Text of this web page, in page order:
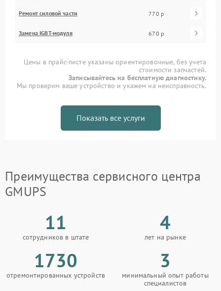
Ремонт силовой части 770 р
Замена IGBT-модуля 670 р
Цены в прайс-листе указаны ориентировочные, без учета
стоимости запчастей.
Записывайтесь на бесплатную диагностику.
Мы проверим ваше устройство и укажем на неисправность.
Показать все услуги
Преимущества сервисного центра
GMUPS
11
сотрудников в штате
4
лет на рынке
1730
отремонтированных устройств
3
минимальный опыт работы
специалистов